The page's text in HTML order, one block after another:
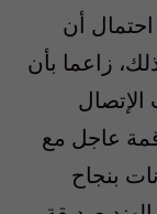
أن
زاعما بأن
عاجل مع
بنجاح